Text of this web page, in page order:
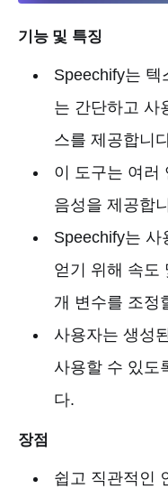
기능 및 특징
Speechify는 텍
는 간단하고 사
스를 제공합니
이 도구는 여러
음성을 제공합
Speechify는 사
얻기 위해 속도
개 변수를 조정
사용자는 생성
사용할 수 있도
다.
장점
쉽고 직관적인